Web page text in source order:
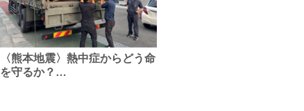
〈熊本地震〉熱中症からどう命
を守るか？…